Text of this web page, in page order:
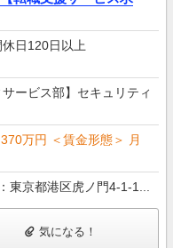
日120日以上
ービス部】セキュリティ
万円 ＜賃金形態＞ 月
東京都港区虎ノ門4-1-1...
気になる！